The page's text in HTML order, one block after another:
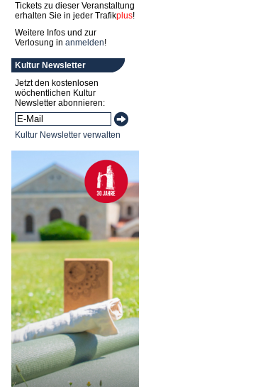
Tickets zu dieser Veranstaltung
erhalten Sie in jeder Trafikplus!
Weitere Infos und zur
Verlosung in anmelden!
Kultur Newsletter
Jetzt den kostenlosen
wöchentlichen Kultur
Newsletter abonnieren:
Kultur Newsletter verwalten